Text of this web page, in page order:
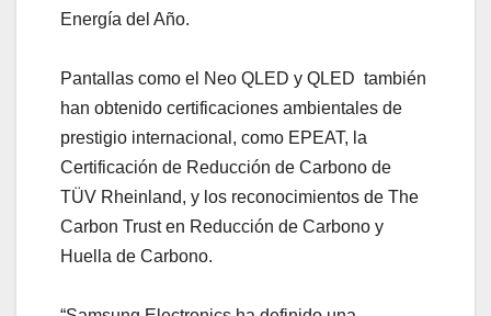
Energía del Año.
Pantallas como el Neo QLED y QLED también
han obtenido certificaciones ambientales de
prestigio internacional, como EPEAT, la
Certificación de Reducción de Carbono de
TÜV Rheinland, y los reconocimientos de The
Carbon Trust en Reducción de Carbono y
Huella de Carbono.